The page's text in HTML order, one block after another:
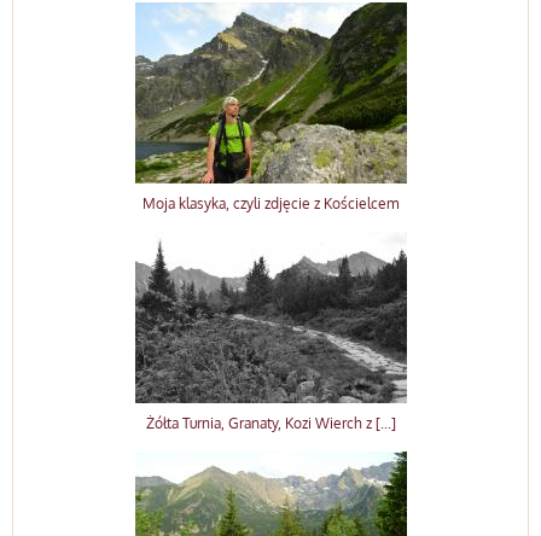
Moja klasyka, czyli zdjęcie z Kościelcem
Żółta Turnia, Granaty, Kozi Wierch z [...]